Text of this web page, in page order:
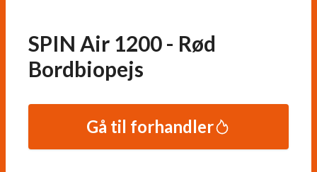
SPIN Air 1200 - Rød
Bordbiopejs
Gå til forhandler